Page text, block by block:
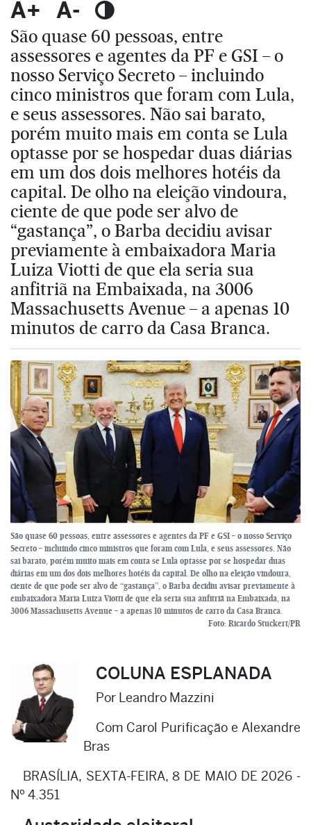
A+ A-
São quase 60 pessoas, entre
assessores e agentes da PF e GSI – o
nosso Serviço Secreto – incluindo
cinco ministros que foram com Lula,
e seus assessores. Não sai barato,
porém muito mais em conta se Lula
optasse por se hospedar duas diárias
em um dos dois melhores hotéis da
capital. De olho na eleição vindoura,
ciente de que pode ser alvo de
“gastança”, o Barba decidiu avisar
previamente à embaixadora Maria
Luiza Viotti de que ela seria sua
anfitriã na Embaixada, na 3006
Massachusetts Avenue – a apenas 10
minutos de carro da Casa Branca.
São quase 60 pessoas, entre assessores e agentes da PF e GSI – o nosso Serviço
Secreto – incluindo cinco ministros que foram com Lula, e seus assessores. Não
sai barato, porém muito mais em conta se Lula optasse por se hospedar duas
diárias em um dos dois melhores hotéis da capital. De olho na eleição vindoura,
ciente de que pode ser alvo de “gastança”, o Barba decidiu avisar previamente à
embaixadora Maria Luiza Viotti de que ela seria sua anfitriã na Embaixada, na
3006 Massachusetts Avenue – a apenas 10 minutos de carro da Casa Branca.
Foto: Ricardo Stuckert/PR
COLUNA ESPLANADA
Por Leandro Mazzini
Com Carol Purificação e Alexandre
Bras
BRASÍLIA, SEXTA-FEIRA, 8 DE MAIO DE 2026 -
Nº 4.351